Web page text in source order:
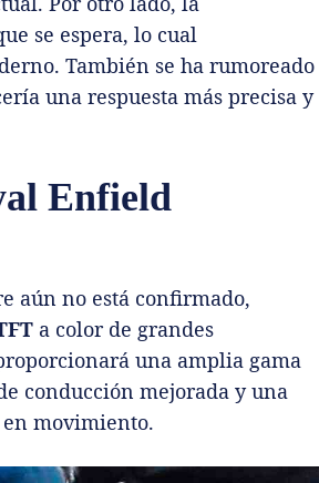
se espera, lo cual
También se ha rumoreado
una respuesta más precisa y
Enfield
aún no está confirmado,
a color de grandes
una amplia gama
conducción mejorada y una
movimiento.